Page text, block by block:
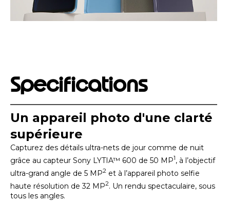
Specifications
Un appareil photo d'une clarté
supérieure
Capturez des détails ultra-nets de jour comme de nuit
grâce au capteur Sony LYTIA™ 600 de 50 MP1, à l’objectif
ultra-grand angle de 5 MP2 et à l’appareil photo selfie
haute résolution de 32 MP2. Un rendu spectaculaire, sous
tous les angles.